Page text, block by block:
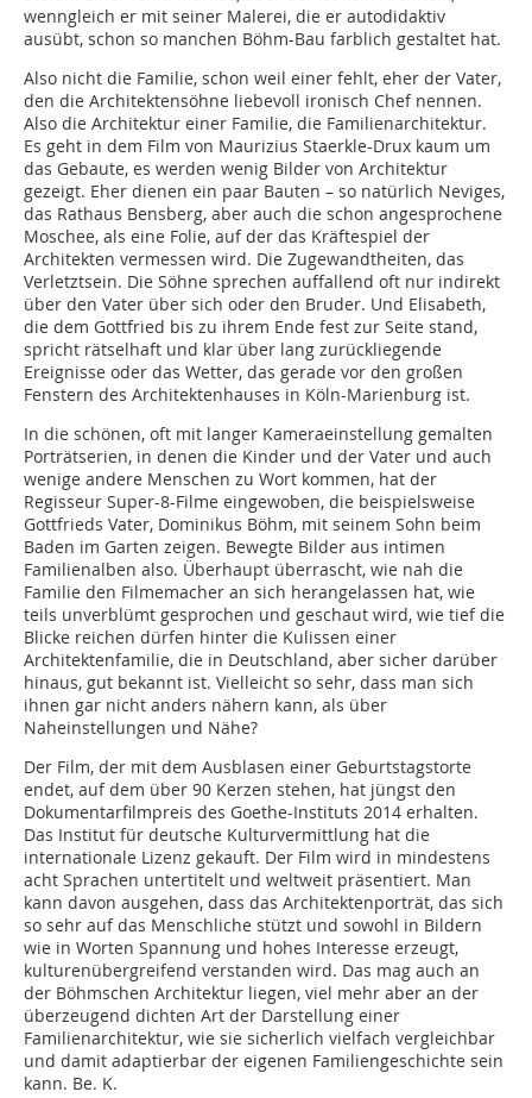
wenngleich er mit seiner Malerei, die er autodidaktiv
ausübt, schon so manchen Böhm-Bau farblich gestaltet hat.
Also nicht die Familie, schon weil einer fehlt, eher der Vater,
den die Architektensöhne liebevoll ironisch Chef nennen.
Also die Architektur einer Familie, die Familienarchitektur.
Es geht in dem Film von Maurizius Staerkle-Drux kaum um
das Gebaute, es werden wenig Bilder von Architektur
gezeigt. Eher dienen ein paar Bauten – so natürlich Neviges,
das Rathaus Bensberg, aber auch die schon angesprochene
Moschee, als eine Folie, auf der das Kräftespiel der
Architekten vermessen wird. Die Zugewandtheiten, das
Verletztsein. Die Söhne sprechen auffallend oft nur indirekt
über den Vater über sich oder den Bruder. Und Elisabeth,
die dem Gottfried bis zu ihrem Ende fest zur Seite stand,
spricht rätselhaft und klar über lang zurückliegende
Ereignisse oder das Wetter, das gerade vor den großen
Fenstern des Architektenhauses in Köln-Marienburg ist.
In die schönen, oft mit langer Kameraeinstellung gemalten
Porträtserien, in denen die Kinder und der Vater und auch
wenige andere Menschen zu Wort kommen, hat der
Regisseur Super-8-Filme eingewoben, die beispielsweise
Gottfrieds Vater, Dominikus Böhm, mit seinem Sohn beim
Baden im Garten zeigen. Bewegte Bilder aus intimen
Familienalben also. Überhaupt überrascht, wie nah die
Familie den Filmemacher an sich herangelassen hat, wie
teils unverblümt gesprochen und geschaut wird, wie tief die
Blicke reichen dürfen hinter die Kulissen einer
Architektenfamilie, die in Deutschland, aber sicher darüber
hinaus, gut bekannt ist. Vielleicht so sehr, dass man sich
ihnen gar nicht anders nähern kann, als über
Naheinstellungen und Nähe?
Der Film, der mit dem Ausblasen einer Geburtstagstorte
endet, auf dem über 90 Kerzen stehen, hat jüngst den
Dokumentarfilmpreis des Goethe-Instituts 2014 erhalten.
Das Institut für deutsche Kulturvermittlung hat die
internationale Lizenz gekauft. Der Film wird in mindestens
acht Sprachen untertitelt und weltweit präsentiert. Man
kann davon ausgehen, dass das Architektenporträt, das sich
so sehr auf das Menschliche stützt und sowohl in Bildern
wie in Worten Spannung und hohes Interesse erzeugt,
kulturenübergreifend verstanden wird. Das mag auch an
der Böhmschen Architektur liegen, viel mehr aber an der
überzeugend dichten Art der Darstellung einer
Familienarchitektur, wie sie sicherlich vielfach vergleichbar
und damit adaptierbar der eigenen Familiengeschichte sein
kann. Be. K.